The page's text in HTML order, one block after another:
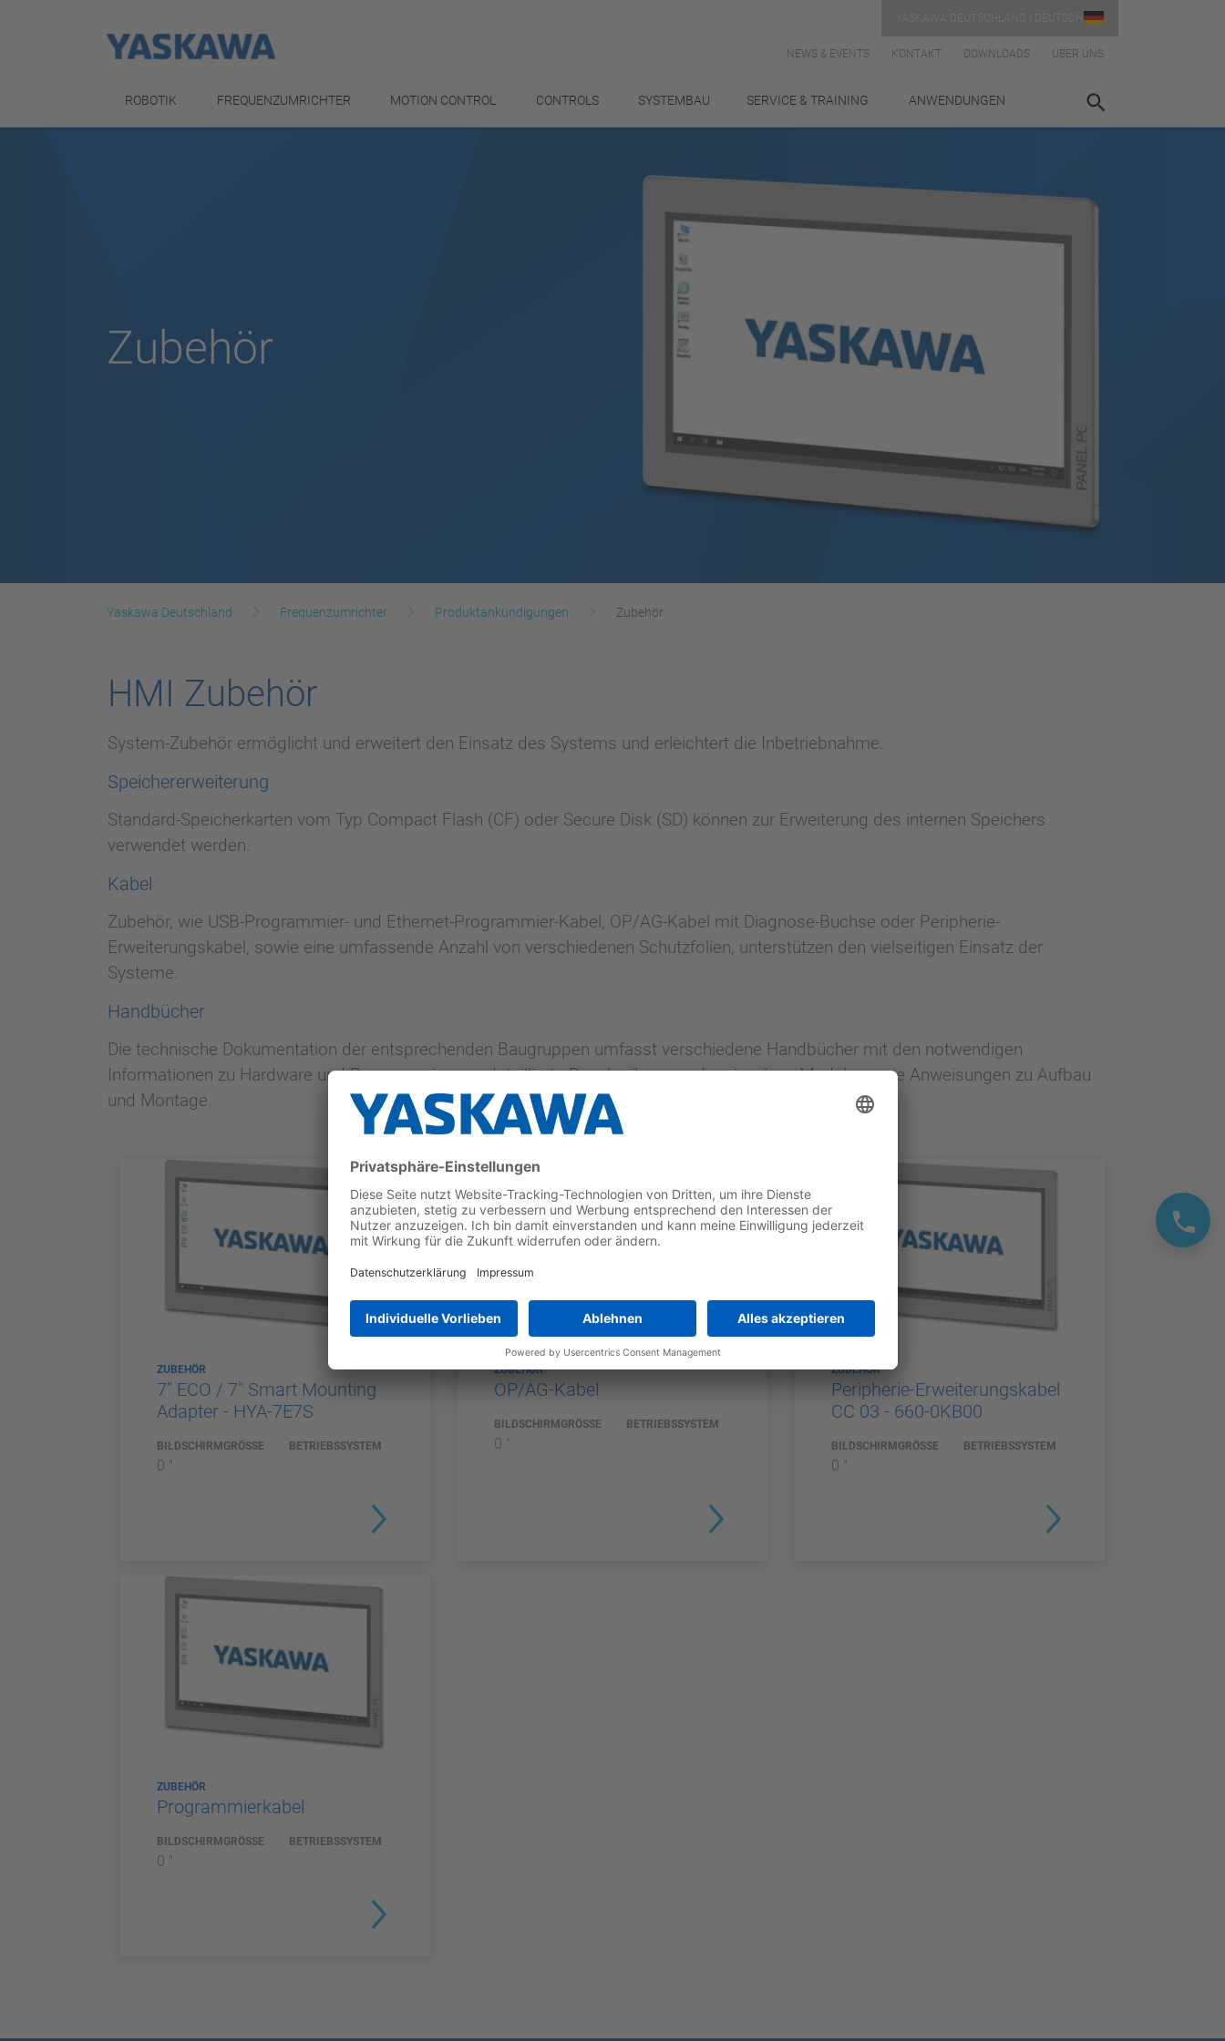
NEWS & EVENTS KONTAKT DOWNLOADS ÜBER UNS
ROBOTIK FREQUENZUMRICHTER MOTION CONTROL CONTROLS SYSTEMBAU SERVICE & TRAINING ANWENDUNGEN
Zubehör
Yaskawa Deutschland Frequenzumrichter Produktankündigungen Zubehör
HMI Zubehör
System-Zubehör ermöglicht und erweitert den Einsatz des Systems und erleichtert die Inbetriebnahme.
Speichererweiterung
Standard-Speicherkarten vom Typ Compact Flash (CF) oder Secure Disk (SD) können zur Erweiterung des internen Speichers
verwendet werden.
Kabel
Zubehör, wie USB-Programmier- und Ethernet-Programmier-Kabel, OP/AG-Kabel mit Diagnose-Buchse oder Peripherie-
Erweiterungskabel, sowie eine umfassende Anzahl von verschiedenen Schutzfolien, unterstützen den vielseitigen Einsatz der
Systeme.
Handbücher
Die technische Dokumentation der entsprechenden Baugruppen umfasst verschiedene Handbücher mit den notwendigen
Informationen zu Hardware und Programmierung, detaillierte Beschreibungen der einzelnen Module sowie Anweisungen zu Aufbau
und Montage.
ZUBEHÖR
7" ECO / 7" Smart Mounting
Adapter - HYA-7E7S
BILDSCHIRMGRÖSSE
0 "
BETRIEBSSYSTEM
ZUBEHÖR
OP/AG-Kabel
BILDSCHIRMGRÖSSE
0 "
BETRIEBSSYSTEM
ZUBEHÖR
Peripherie-Erweiterungskabel
CC 03 - 660-0KB00
BILDSCHIRMGRÖSSE
0 "
BETRIEBSSYSTEM
ZUBEHÖR
Programmierkabel
BILDSCHIRMGRÖSSE
0 "
BETRIEBSSYSTEM